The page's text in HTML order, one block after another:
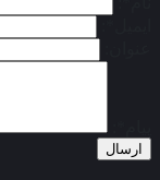
ارسال